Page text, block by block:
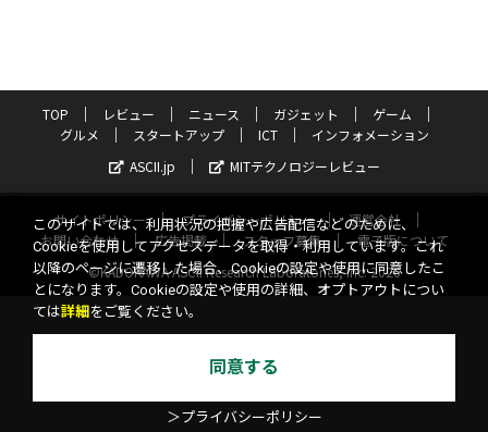
TOP レビュー ニュース ガジェット
ゲーム
グルメ
スタートアップ ICT
インフォメーション
ASCII.jp
MITテクノロジーレビュー
サイトポリシー プライバシーポリシー
運営会社
お問い合わせ
広告掲載 スタッフ募集
電子版について
©KADOKAWA ASCII Research Laboratories, Inc. 2026
このサイトでは、利用状況の把握や広告配信などのために、
Cookieを使用してアクセスデータを取得・利用しています。これ
以降のページに遷移した場合、Cookieの設定や使用に同意したこ
とになります。Cookieの設定や使用の詳細、オプトアウトについ
ては詳細 をご覧ください。
同意する
＞プライバシーポリシー